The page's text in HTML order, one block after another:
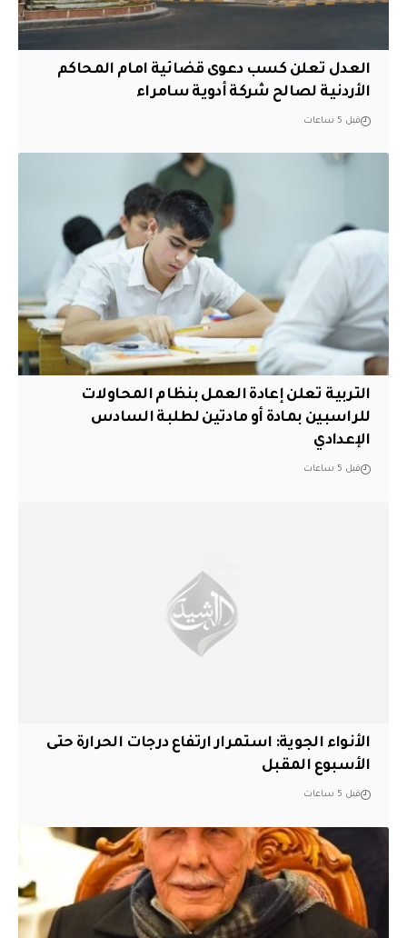
العدل تعلن كسب دعوى قضائية امام المحاكم
الأردنية لصالح شركة أدوية سامراء
قبل 5 ساعات
التربية تعلن إعادة العمل بنظام المحاولات
للراسبين بمادة أو مادتين لطلبة السادس
الإعدادي
قبل 5 ساعات
الأنواء الجوية: استمرار ارتفاع درجات الحرارة حتى
الأسبوع المقبل
قبل 5 ساعات